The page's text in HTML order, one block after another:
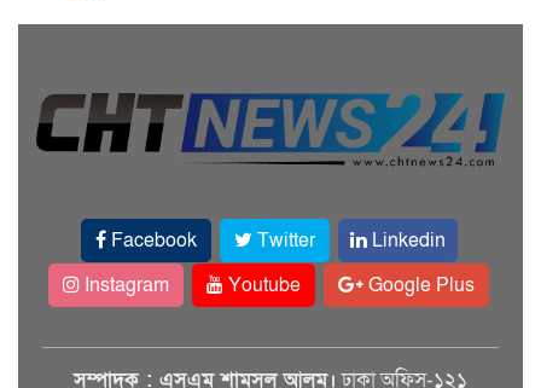
Facebook Twitter
Linkedin
Instagram
Youtube Google Plus
সম্পাদক : এসএম শামসুল আলম। ঢাকা অফিস-১২১